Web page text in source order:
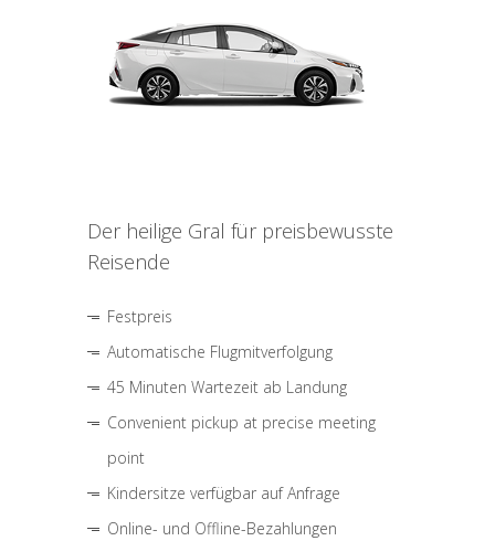
Der heilige Gral für preisbewusste
Reisende
Festpreis
Automatische Flugmitverfolgung
45 Minuten Wartezeit ab Landung
Convenient pickup at precise meeting
point
Kindersitze verfügbar auf Anfrage
Online- und Offline-Bezahlungen